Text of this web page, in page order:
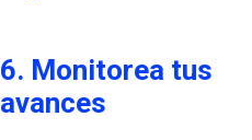
6. Monitorea tus
avances